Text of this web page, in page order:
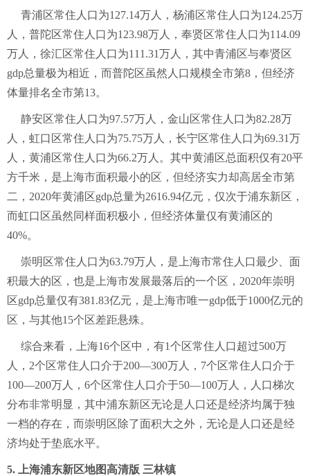
青浦区常住人口为127.14万人，杨浦区常住人口为124.25万
人，普陀区常住人口为123.98万人，奉贤区常住人口为114.09
万人，徐汇区常住人口为111.31万人，其中青浦区与奉贤区
gdp总量极为相近，而普陀区虽然人口规模全市第8，但经济
体量排名全市第13。
静安区常住人口为97.57万人，金山区常住人口为82.28万
人，虹口区常住人口为75.75万人，长宁区常住人口为69.31万
人，黄浦区常住人口为66.2万人。其中黄浦区总面积仅有20平
方千米，是上海市面积最小的区，但经济实力却高居全市第
二，2020年黄浦区gdp总量为2616.94亿元，仅次于浦东新区，
而虹口区虽然同样面积极小，但经济体量仅有黄浦区的
40%。
崇明区常住人口为63.79万人，是上海市常住人口最少、面
积最大的区，也是上海市发展最落后的一个区，2020年崇明
区gdp总量仅有381.83亿元，是上海市唯一gdp低于1000亿元的
区，与其他15个区差距悬殊。
综合来看，上海16个区中，有1个区常住人口超过500万
人，2个区常住人口介于200—300万人，7个区常住人口介于
100—200万人，6个区常住人口介于50—100万人，人口梯次
分布非常明显，其中浦东新区无论是人口还是经济均属于独
一档的存在，而崇明区除了面积大之外，无论是人口还是经
济均处于垫底水平。
5. 上海浦东新区地图高清版 三林镇